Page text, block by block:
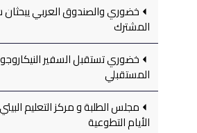
خضوري والصندوق العربي يبحثان
المشترك
خضوري تستقبل السفير
المستقبلي
مجلس الطلبة و مركز التعليم
الأيام التطوعية